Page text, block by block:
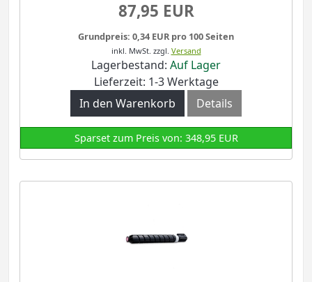
87,95 EUR
Grundpreis: 0,34 EUR pro 100 Seiten
inkl. MwSt. zzgl. Versand
Lagerbestand: Auf Lager
Lieferzeit: 1-3 Werktage
In den Warenkorb
Details
Sparset zum Preis von: 348,95 EUR